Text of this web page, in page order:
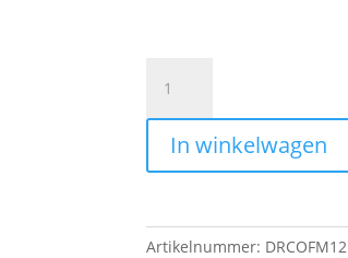
Coffee
Office
12
In winkelwagen
Artikelnummer: DRCOFM12